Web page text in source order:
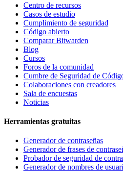
Centro de recursos
Casos de estudio
Cumplimiento de seguridad
Código abierto
Comparar Bitwarden
Blog
Cursos
Foros de la comunidad
Cumbre de Seguridad de
Colaboraciones con creadores
Sala de encuestas
Noticias
Herramientas gratuitas
Generador de contraseñas
Generador de frases de
Probador de seguridad de
Generador de nombres de